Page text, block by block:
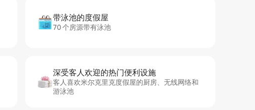
带泳池的度假屋
70 个房源带有泳池
深受客人欢迎的热门便利设施
客人喜欢米尔克里克度假屋的厨房、无线网络和
游泳池